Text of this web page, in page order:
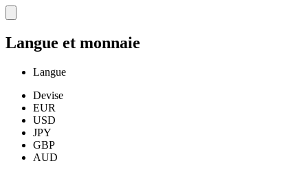
Langue et monnaie
Langue
Devise
EUR
USD
JPY
GBP
AUD